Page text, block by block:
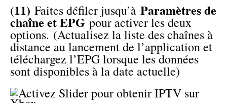
(11) Faites défiler jusqu’à Paramètres de
chaîne et EPG pour activer les deux
options. (Actualisez la liste des chaînes à
distance au lancement de l’application et
téléchargez l’EPG lorsque les données
sont disponibles à la date actuelle)